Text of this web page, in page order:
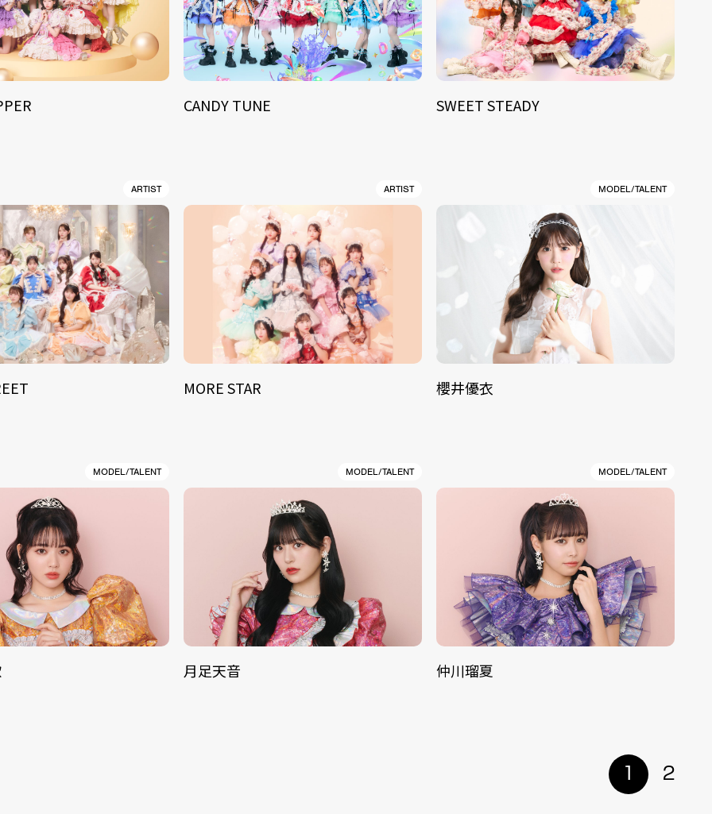
CANDY TUNE SWEET STEADY
ARTIST ARTIST
MORE STAR
MODEL/TALENT
櫻井優衣
MODEL/TALENT MODEL/TALENT
月足天音
MODEL/TALENT
仲川瑠夏
1 2